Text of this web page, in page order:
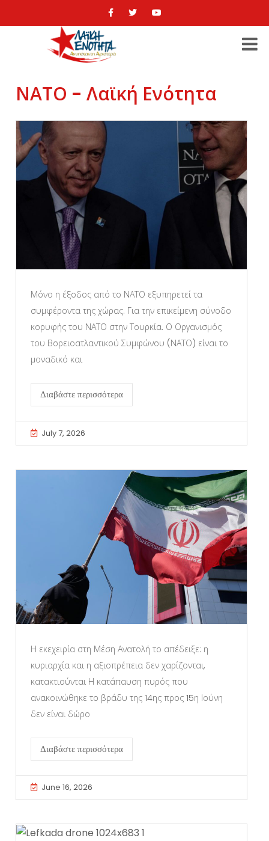
ΝΑΤΟ - Λαϊκή Ενότητα
Μόνο η έξοδος από το ΝΑΤΟ εξυπηρετεί τα
συμφέροντα της χώρας. Για την επικείμενη σύνοδο
κορυφής του ΝΑΤΟ στην Τουρκία. Ο Οργανισμός
του Βορειοατλαντικού Συμφώνου (ΝΑΤΟ) είναι το
μοναδικό και
Διαβάστε περισσότερα
July 7, 2026
Η εκεχειρία στη Μέση Ανατολή το απέδειξε: η
κυριαρχία και η αξιοπρέπεια δεν χαρίζονται,
κατακτιούνται Η κατάπαυση πυρός που
ανακοινώθηκε το βράδυ της 14ης προς 15η Ιούνη
δεν είναι δώρο
Διαβάστε περισσότερα
June 16, 2026